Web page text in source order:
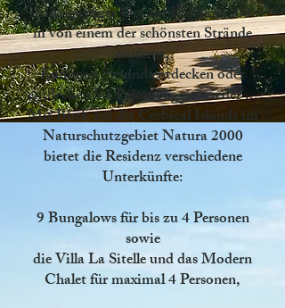
Einzigartiger Ort auf Korsika,700
mvon einem der schönsten Strände
entfernt,
Kommen Sie und entdecken oder
entdecken SiePalombaggia wieder...
Mit Blick auf die Cerbical Islandsim
Naturschutzgebiet Natura 2000
bietet die Residenz verschiedene
Unterkünfte:
9 Bungalows fürbis zu 4 Personen
sowie
die Villa La Sitelleunddas Modern
Chaletfür maximal 4 Personen,